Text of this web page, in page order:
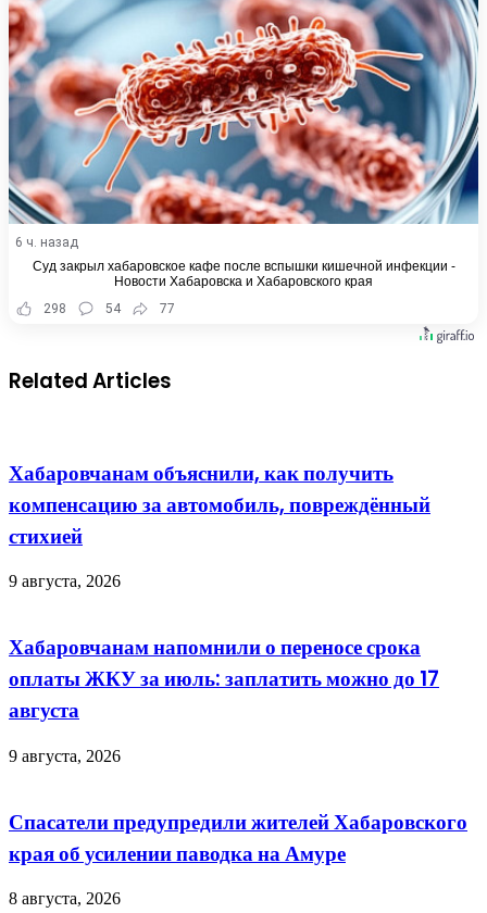
6 ч. назад
Суд закрыл хабаровское кафе после вспышки кишечной инфекции -
Новости Хабаровска и Хабаровского края
298
54 77
Related Articles
Хабаровчанам объяснили, как получить
компенсацию за автомобиль, повреждённый
стихией
9 августа, 2026
Хабаровчанам напомнили о переносе срока
оплаты ЖКУ за июль: заплатить можно до 17
августа
9 августа, 2026
Спасатели предупредили жителей Хабаровского
края об усилении паводка на Амуре
8 августа, 2026